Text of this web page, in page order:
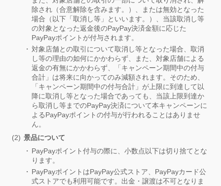
除され（合意解除を含みます。）、または無効となった
場合（以下「取消し等」といいます。）、当該取消し等
の対象となった返金後のPayPay決済金額に応じた
PayPayポイントが付与されます。
対象店舗との取引について取消し等となった場合、取消
し等の理由の如何にかかわらず、また、対象店舗による
返金の有無にかかわらず、「キャンペーン期間中の付与
合計」は将来に向かってのみ減額されます。そのため、
「キャンペーン期間中の付与合計」が上限に到達して以
降に取消し等となった場合であっても、当該上限到達か
ら取消し等までのPayPay決済について本キャンペーンに
よるPayPayポイントの付与が行われることはありませ
ん。
景品について
PayPayポイント付与の際に、小数点以下は切り捨てとな
ります。
PayPayポイントはPayPay公式ストア、PayPayカード公
式ストアでも利用可能です。出金・譲渡は不可となりま